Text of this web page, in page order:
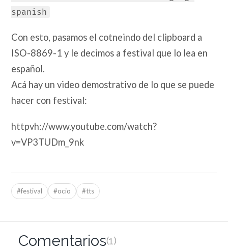
spanish
Con esto, pasamos el cotneindo del clipboard a
ISO-8869-1 y le decimos a festival que lo lea en
español.
Acá hay un video demostrativo de lo que se puede
hacer con festival:
httpvh://www.youtube.com/watch?
v=VP3TUDm_9nk
#festival #ocio #tts
Comentarios(1)